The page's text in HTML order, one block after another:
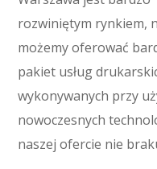
rozwiniętym rynkiem,
możemy oferować
pakiet usług
wykonywanych przy
nowoczesnych
naszej ofercie nie